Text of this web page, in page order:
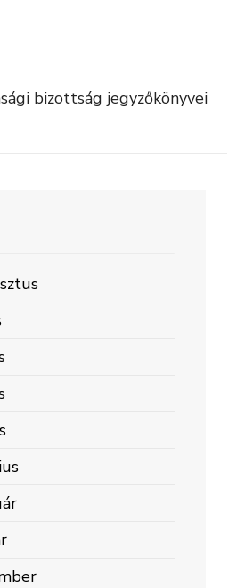
bizottság jegyzőkönyvei